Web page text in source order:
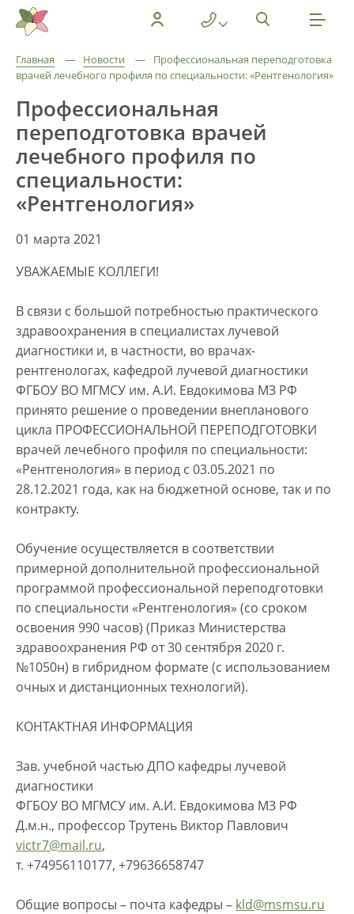
Главная — Новости —
Профессиональная переподготовка
врачей лечебного профиля по специальности: «Рентгенология»
Профессиональная
переподготовка врачей
лечебного профиля по
специальности:
«Рентгенология»
01 марта 2021
УВАЖАЕМЫЕ КОЛЛЕГИ!
В связи с большой потребностью практического
здравоохранения в специалистах лучевой
диагностики и, в частности, во врачах-
рентгенологах, кафедрой лучевой диагностики
ФГБОУ ВО МГМСУ им. А.И. Евдокимова МЗ РФ
принято решение о проведении внепланового
цикла ПРОФЕССИОНАЛЬНОЙ ПЕРЕПОДГОТОВКИ
врачей лечебного профиля по специальности:
«Рентгенология» в период с 03.05.2021 по
28.12.2021 года, как на бюджетной основе, так и по
контракту.
Обучение осуществляется в соответствии
примерной дополнительной профессиональной
программой профессиональной переподготовки
по специальности «Рентгенология» (со сроком
освоения 990 часов) (Приказ Министерства
здравоохранения РФ от 30 сентября 2020 г.
№1050н) в гибридном формате (с использованием
очных и дистанционных технологий).
КОНТАКТНАЯ ИНФОРМАЦИЯ
Зав. учебной частью ДПО кафедры лучевой
диагностики
ФГБОУ ВО МГМСУ им. А.И. Евдокимова МЗ РФ
Д.м.н., профессор Трутень Виктор Павлович
victr7@mail.ru,
т. +74956110177, +79636658747
Общие вопросы – почта кафедры – kld@msmsu.ru